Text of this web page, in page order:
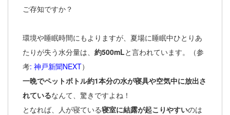
ご存知ですか？
環境や睡眠時間にもよりますが、夏場に睡眠中ひとりあ
たりが失う水分量は、 約500mLと言われています。（参
考: 神戸新聞NEXT）
一晩でペットボトル約1本分の水が寝具や空気中に放出さ
れているなんて、驚きですよね！
となれば、人が寝ている寝室に結露が起こりやすいのは